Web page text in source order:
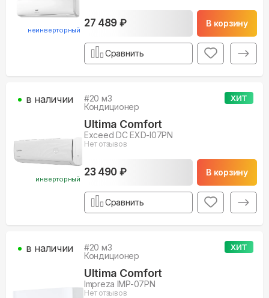
неинверторный
27 489 ₽ В корзину
Сравнить
ХИТ
инверторный
#20 м3
Кондиционер
Ultima Comfort
Exceed DC EXD-I07PN
Нет отзывов
23 490 ₽ В корзину
в наличии
Сравнить
ХИТ
#20 м3
Кондиционер
Ultima Comfort
Impreza IMP-07PN
Нет отзывов
в наличии